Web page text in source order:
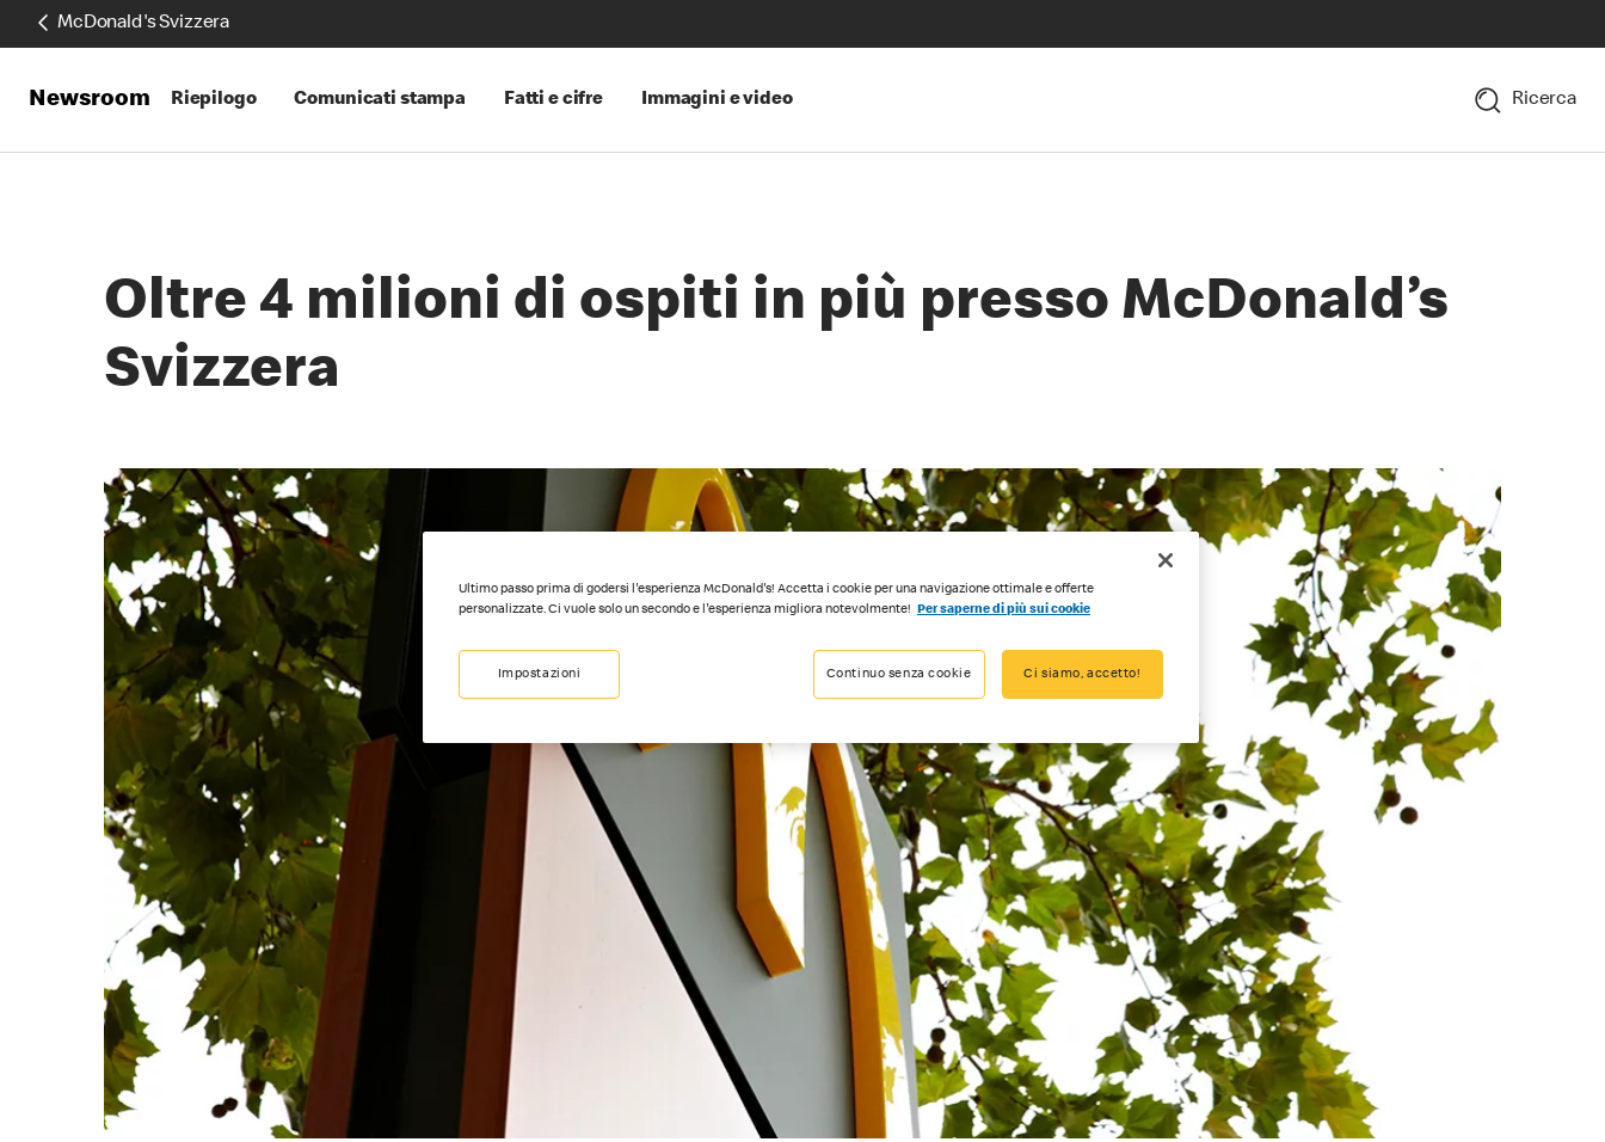
McDonald's Svizzera
Newsroom Riepilogo Comunicati stampa Fatti e cifre Immagini e video Ricerca
Oltre 4 milioni di ospiti in più presso McDonald’s
Svizzera
Ultimo passo prima di godersi l'esperienza McDonald's! Accetta i cookie per una navigazione ottimale e offerte
personalizzate. Ci vuole solo un secondo e l'esperienza migliora notevolmente!
Per saperne di più sui cookie
Impostazioni Continuo senza cookie Ci siamo, accetto!